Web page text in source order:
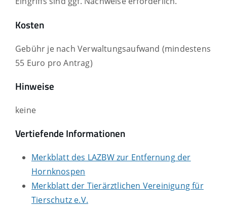
Kosten
Gebühr je nach Verwaltungsaufwand (mindestens
55 Euro pro Antrag)
Hinweise
keine
Vertiefende Informationen
Merkblatt des LAZBW zur Entfernung der
Hornknospen
Merkblatt der Tierärztlichen Vereinigung für
Tierschutz e.V.